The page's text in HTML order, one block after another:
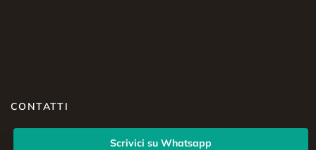
CONTATTI
Scrivici su Whatsapp